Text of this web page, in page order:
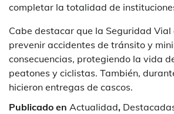
completar la totalidad de
Cabe destacar que la Seguridad
prevenir accidentes de tránsito y
consecuencias, protegiendo la vida
peatones y ciclistas. También,
hicieron entregas de cascos.
Publicado en Actualidad,